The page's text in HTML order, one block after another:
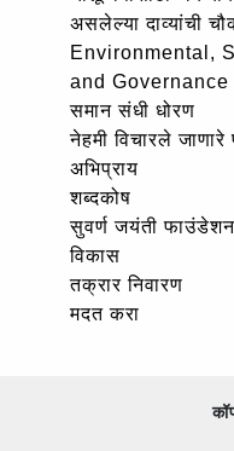
असलेल्या दाव्यांची
Environmental,
and Governance
समान संधी धोरण
नेहमी विचारले जाणारे
अभिप्राय
शब्दकोष
सुवर्ण जयंती
विकास
तक्रार निवारण
मदत करा